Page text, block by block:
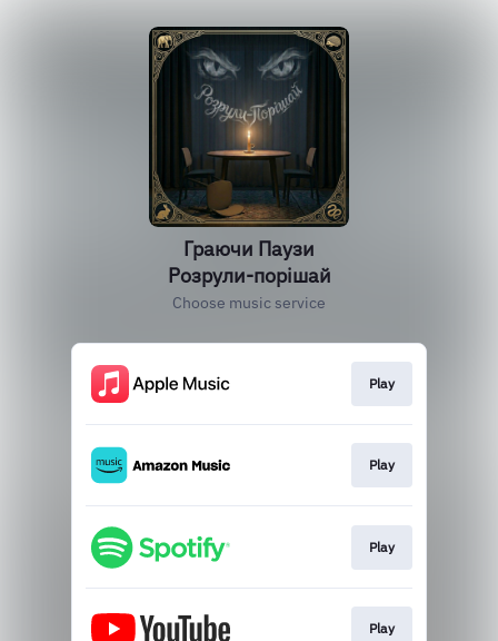
Граючи Паузи
Розрули-порішай
Choose music service
Play
Play
Play
Play